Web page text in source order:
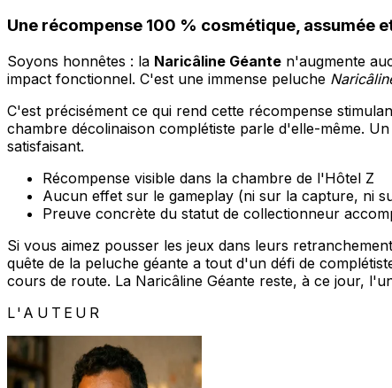
Une récompense 100 % cosmétique, assumée
Soyons honnêtes : la Naricâline Géante n'augmente
impact fonctionnel. C'est une immense peluche
C'est précisément ce qui rend cette récompense
chambre décolinaison complétiste parle d'elle-même.
satisfaisant.
Récompense visible dans la chambre de l'Hôtel Z
Aucun effet sur le gameplay (ni sur la capture, ni
Preuve concrète du statut de collectionneur
Si vous aimez pousser les jeux dans leurs
quête de la peluche géante a tout d'un défi de
cours de route. La Naricâline Géante reste, à ce jour,
L'AUTEUR